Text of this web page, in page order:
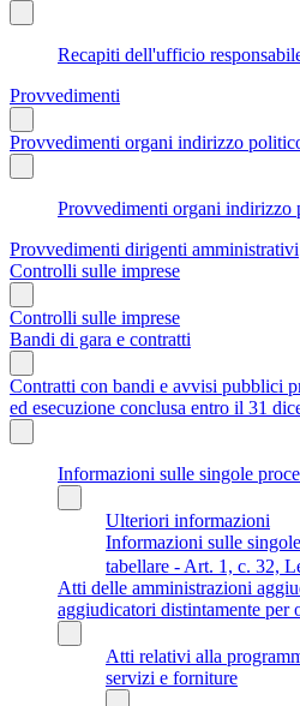
Recapiti dell'ufficio
Provvedimenti
Provvedimenti organi indirizzo
Provvedimenti organi indirizzo
Provvedimenti dirigenti amministrativi
Controlli sulle imprese
Controlli sulle imprese
Bandi di gara e contratti
Contratti con bandi e avvisi pubblici
ed esecuzione conclusa entro il 31
Informazioni sulle singole
Ulteriori informazioni
Informazioni sulle
tabellare - Art. 1, c. 32,
Atti delle amministrazioni
aggiudicatori distintamente per
Atti relativi alla
servizi e forniture